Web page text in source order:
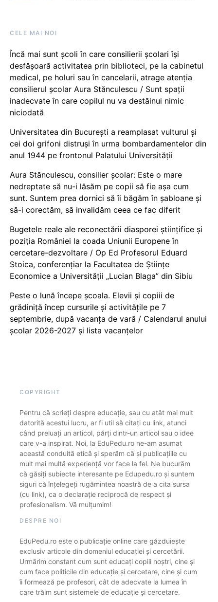
CELE MAI NOI
Încă mai sunt școli în care consilierii școlari își
desfășoară activitatea prin biblioteci, pe la cabinetul
medical, pe holuri sau în cancelarii, atrage atenția
consilierul școlar Aura Stănculescu / Sunt spații
inadecvate în care copilul nu va destăinui nimic
niciodată
Universitatea din București a reamplasat vulturul și
cei doi grifoni distruși în urma bombardamentelor din
anul 1944 pe frontonul Palatului Universității
Aura Stănculescu, consilier școlar: Este o mare
nedreptate să nu-i lăsăm pe copii să fie așa cum
sunt. Suntem prea dornici să îi băgăm în șabloane și
să-i corectăm, să invalidăm ceea ce fac diferit
Bugetele reale ale reconectării diasporei științifice și
poziția României la coada Uniunii Europene în
cercetare-dezvoltare / Op Ed Profesorul Eduard
Stoica, conferențiar la Facultatea de Științe
Economice a Universității „Lucian Blaga” din Sibiu
Peste o lună începe școala. Elevii și copiii de
grădiniță încep cursurile și activitățile pe 7
septembrie, după vacanța de vară / Calendarul anului
școlar 2026-2027 și lista vacanțelor
COPYRIGHT
Pentru că scrieți despre educație, sau cu atât mai mult
datorită acestui lucru, ar fi util să citați cu link, atunci
când preluați un articol, părți dintr-un articol sau o idee
care v-a inspirat. Noi, la EduPedu.ro ne-am asumat
această conduită etică și sperăm că și publicațiile cu
mult mai multă experiență vor face la fel. Ne bucurăm
că găsiți subiecte interesante pe Edupedu.ro și suntem
siguri că înțelegeți rugămintea noastră de a cita sursa
(cu link), ca o declarație reciprocă de respect și
profesionalism. Vă mulțumim!
DESPRE NOI
EduPedu.ro este o publicație online care găzduiește
exclusiv articole din domeniul educației și cercetării.
Urmărim constant cum sunt educați copiii noștri, cine și
cum face politicile din educație și cercetare, cine și cum
îi formează pe profesori, cât de adecvate la lumea în
care trăim sunt sistemele de educație și cercetare.